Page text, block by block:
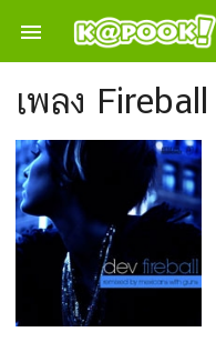

เพลง Fireball